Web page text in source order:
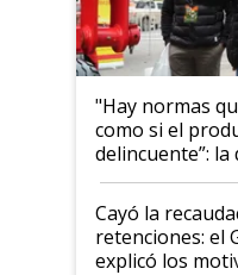
"Hay normas
como si el
delincuente”: la
al Congreso
habló del
Cayó la
retenciones: el
explicó los